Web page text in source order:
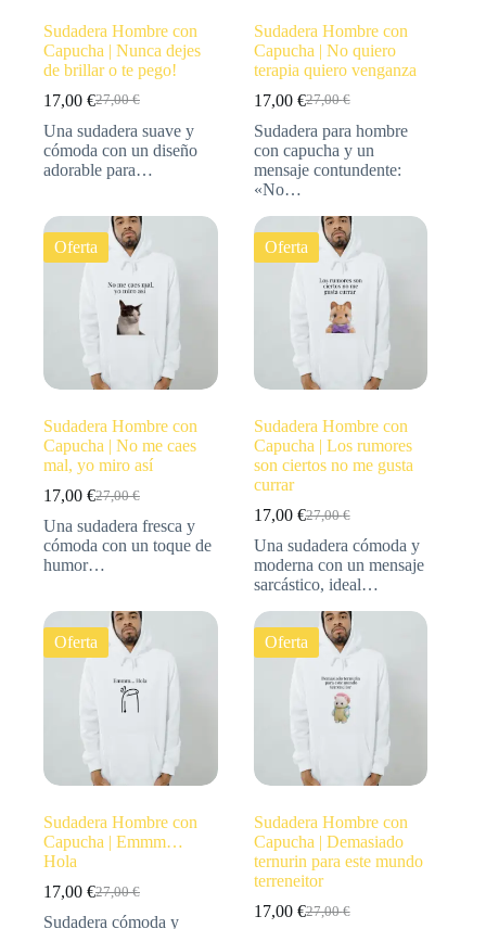
Sudadera Hombre con
Capucha | Nunca dejes
de brillar o te pego!
27,00€
17,00 €
Una sudadera suave y
cómoda con un diseño
adorable para…
Sudadera Hombre con
Capucha | No quiero
terapia quiero venganza
27,00€
17,00 €
Sudadera para hombre
con capucha y un
mensaje contundente:
«No…
Oferta
Sudadera Hombre con
Capucha | No me caes
mal, yo miro así
27,00€
17,00 €
Una sudadera fresca y
cómoda con un toque de
humor…
Oferta
Sudadera Hombre con
Capucha | Los rumores
son ciertos no me gusta
currar
27,00€
17,00 €
Una sudadera cómoda y
moderna con un mensaje
sarcástico, ideal…
Oferta
Sudadera Hombre con
Capucha | Emmm…
Hola
27,00€
17,00 €
Sudadera cómoda y
Oferta
Sudadera Hombre con
Capucha | Demasiado
ternurin para este mundo
terreneitor
27,00€
17,00 €